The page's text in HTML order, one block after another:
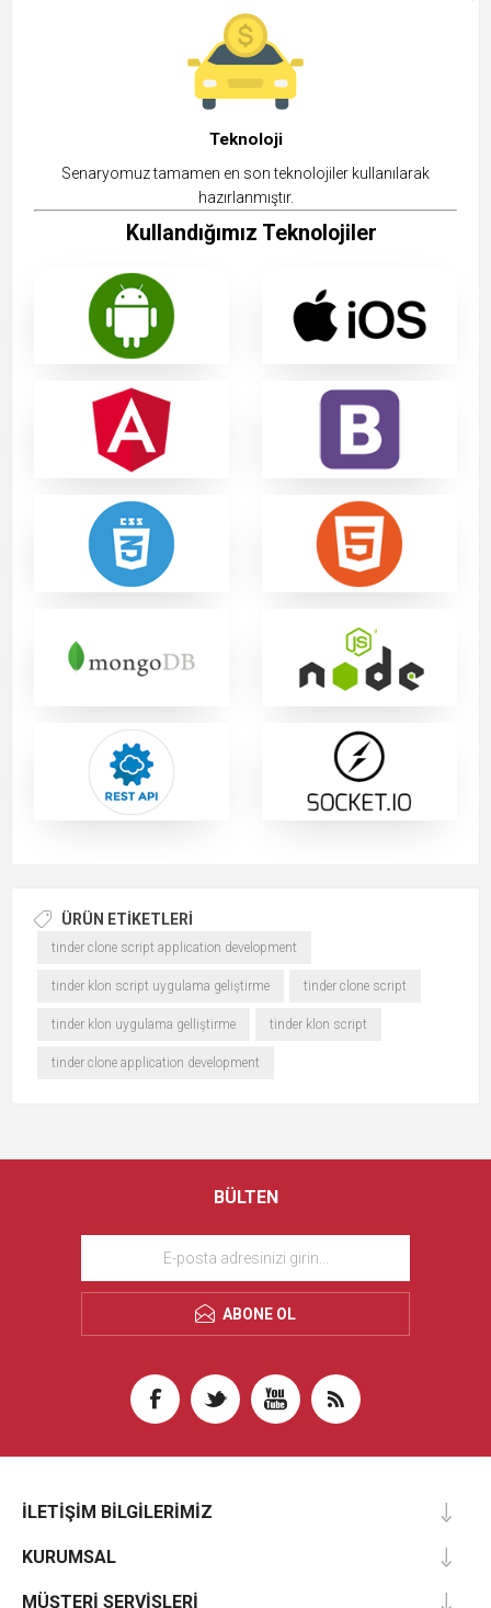
Teknoloji
Senaryomuz tamamen en son teknolojiler kullanılarak
hazırlanmıştır.
Kullandığımız Teknolojiler
ÜRÜN ETIKETLERI
tinder clone script application development
tinder klon script uygulama geliştirme tinder clone script
tinder klon uygulama gelliştirme tinder klon script
tinder clone application development
BÜLTEN
ABONE OL
İLETIŞIM BILGILERIMIZ
KURUMSAL
MÜŞTERI SERVISLERI